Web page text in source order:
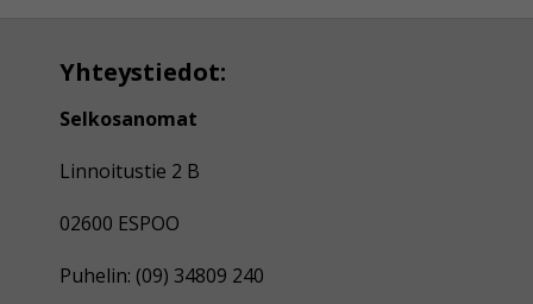
Yhteystiedot:
Selkosanomat
Linnoitustie 2 B
02600 ESPOO
Puhelin: (09) 34809 240